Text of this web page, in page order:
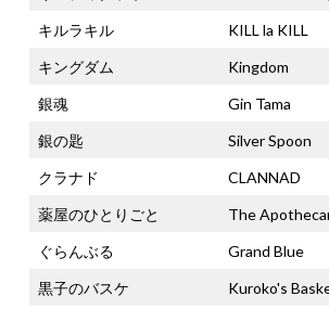
キルラキル
KILL la KILL
キングダム
Kingdom
銀魂
Gin Tama
銀の匙
Silver Spoon
クラナド
CLANNAD
薬屋のひとりごと
The
ぐらんぶる
Grand Blue
黒子のバスケ
Kuroko's